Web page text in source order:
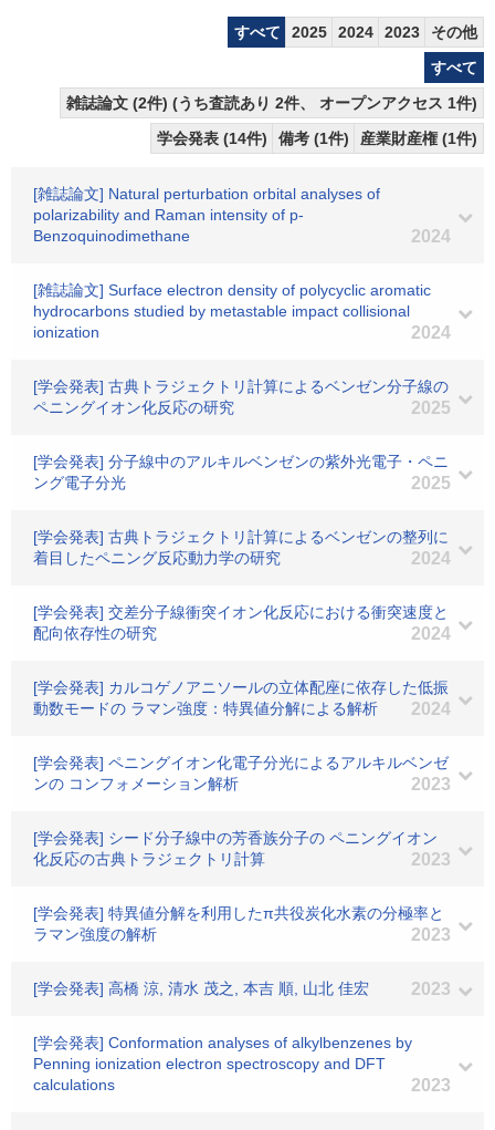
すべて 2025 2024 2023
その他
すべて
雑誌論文 (2件) (うち査読あり 2件、 オープンアクセス 1件)
学会発表 (14件)
備考 (1件) 産業財産権 (1件)
[雑誌論文] Natural perturbation orbital analyses of
polarizability and Raman intensity of p-
Benzoquinodimethane
2024
[雑誌論文] Surface electron density of polycyclic aromatic
hydrocarbons studied by metastable impact collisional
ionization
2024
[学会発表] 古典トラジェクトリ計算によるベンゼン分子線の
ペニングイオン化反応の研究
2025
[学会発表] 分子線中のアルキルベンゼンの紫外光電子・ペニ
ング電子分光
2025
[学会発表] 古典トラジェクトリ計算によるベンゼンの整列に
着目したペニング反応動力学の研究
2024
[学会発表] 交差分子線衝突イオン化反応における衝突速度と
配向依存性の研究
2024
[学会発表] カルコゲノアニソールの立体配座に依存した低振
動数モードの ラマン強度：特異値分解による解析
2024
[学会発表] ペニングイオン化電子分光によるアルキルベンゼ
ンの コンフォメーション解析
2023
[学会発表] シード分子線中の芳香族分子の ペニングイオン
化反応の古典トラジェクトリ計算
2023
[学会発表] 特異値分解を利用したπ共役炭化水素の分極率と
ラマン強度の解析
2023
[学会発表] 高橋 涼, 清水 茂之, 本吉 順, 山北 佳宏 2023
[学会発表] Conformation analyses of alkylbenzenes by
Penning ionization electron spectroscopy and DFT
calculations
2023